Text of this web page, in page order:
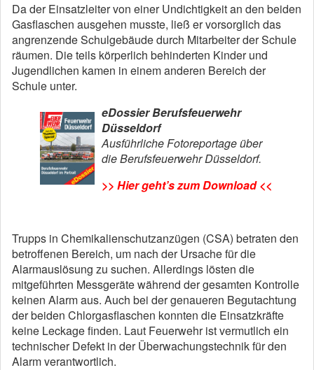
Da der Einsatzleiter von einer Undichtigkeit an den beiden
Gasflaschen ausgehen musste, ließ er vorsorglich das
angrenzende Schulgebäude durch Mitarbeiter der Schule
räumen. Die teils körperlich behinderten Kinder und
Jugendlichen kamen in einem anderen Bereich der
Schule unter.
eDossier Berufsfeuerwehr
Düsseldorf
Ausführliche Fotoreportage über
die Berufsfeuerwehr Düsseldorf.
>> Hier geht’s zum Download <<
Trupps in Chemikalienschutzanzügen (CSA) betraten den
betroffenen Bereich, um nach der Ursache für die
Alarmauslösung zu suchen. Allerdings lösten die
mitgeführten Messgeräte während der gesamten Kontrolle
keinen Alarm aus. Auch bei der genaueren Begutachtung
der beiden Chlorgasflaschen konnten die Einsatzkräfte
keine Leckage finden. Laut Feuerwehr ist vermutlich ein
technischer Defekt in der Überwachungstechnik für den
Alarm verantwortlich.